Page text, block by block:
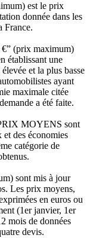
est le prix
donnée dans les
France.
(prix maximum)
établissant une
et la plus basse
ayant
maximale citée
a été faite.
MOYENS sont
des économies
catégorie de
sont mis à jour
Les prix moyens,
en euros ou
(1er janvier, 1er
mois de données
devis.